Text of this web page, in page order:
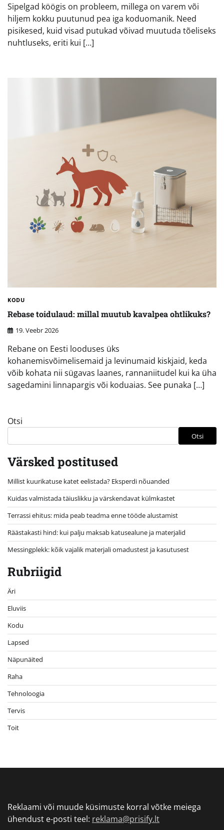
Sipelgad köögis on probleem, millega on varem või
hiljem kokku puutunud pea iga koduomanik. Need
pisikesed, kuid visad putukad võivad muutuda tõeliseks
nuhtluseks, eriti kui […]
KODU
Rebase toidulaud: millal muutub kavalpea ohtlikuks?
19. Veebr 2026
Rebane on Eesti looduses üks
kohanemisvõimelisemaid ja levinumaid kiskjaid, keda
võib kohata nii sügavas laanes, rannaniitudel kui ka üha
sagedamini linnapargis või koduaias. See punaka […]
Otsi
Otsi
Värsked postitused
Millist kuurikatuse katet eelistada? Eksperdi nõuanded
Kuidas valmistada täiuslikku ja värskendavat külmkastet
Terrassi ehitus: mida peab teadma enne tööde alustamist
Räästakasti hind: kui palju maksab katusealune ja materjalid
Messingplekk: kõik vajalik materjali omadustest ja kasutusest
Rubriigid
Äri
Eluviis
Kodu
Lapsed
Näpunäited
Raha
Tehnoloogia
Tervis
Toit
Reklaami või muude küsimuste korral võtke meiega
ühendust e-posti teel: reklama@prisify.lt